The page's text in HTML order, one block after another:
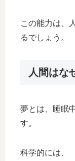
この能力は、
るでしょう。
人間はな
夢とは、睡眠
す。
科学的には、